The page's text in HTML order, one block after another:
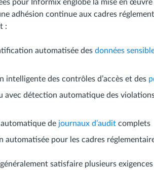
pour Informix englobe la mise en
adhésion continue aux cadres
:
automatisée des données
intelligente des contrôles d’accès et des
avec détection automatique des
de journaux d’audit complets
pour les cadres
satisfaire plusieurs